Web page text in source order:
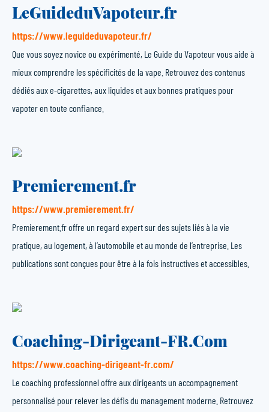
LeGuideduVapoteur.fr
https://www.leguideduvapoteur.fr/
Que vous soyez novice ou expérimenté, Le Guide du Vapoteur vous aide à
mieux comprendre les spécificités de la vape. Retrouvez des contenus
dédiés aux e-cigarettes, aux liquides et aux bonnes pratiques pour
vapoter en toute confiance.
Premierement.fr
https://www.premierement.fr/
Premierement.fr offre un regard expert sur des sujets liés à la vie
pratique, au logement, à l’automobile et au monde de l’entreprise. Les
publications sont conçues pour être à la fois instructives et accessibles.
Coaching-Dirigeant-FR.Com
https://www.coaching-dirigeant-fr.com/
Le coaching professionnel offre aux dirigeants un accompagnement
personnalisé pour relever les défis du management moderne. Retrouvez